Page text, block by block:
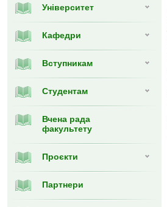
Університет
Кафедри
Вступникам
Студентам
Вчена рада
факультету
Проєкти
Партнери